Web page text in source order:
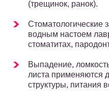
(трещинок, ранок).
Стоматологические
водным настоем
стоматитах,
Выпадение,
листа применяются
структуры, питания